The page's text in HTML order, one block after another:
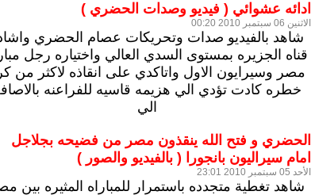
ادائه عشوائي ( فيديو وصدات الحضري )
الاثنين 06 سبتمبر 2010 00:20
شاهد بالفيديو صدات وتحريكات عصام الحضري
قناه الجزيره بمستوى السدي العالي واختياره رجل
مصر وسيرايون الاول واتاكدي على انقاذه لاكثر من
خطره كادت تؤدي الي هزيمه قاسيه للفراعنه
الي
الحضري و فتح الله ينقذون مصر من فضيحه بجلاجل
امام سيراليون بانجورا ( بالفيديو والصور )
الأحد 05 سبتمبر 2010 23:01
شاهد تغطية متجدده باستمرار للمباراه المثيره بين